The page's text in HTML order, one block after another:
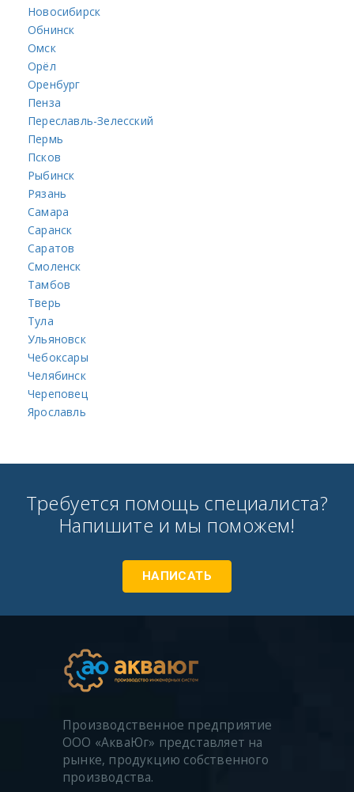
Новосибирск
Обнинск
Омск
Орёл
Оренбург
Пенза
Переславль-Зелесский
Пермь
Псков
Рыбинск
Рязань
Самара
Саранск
Саратов
Смоленск
Тамбов
Тверь
Тула
Ульяновск
Чебоксары
Челябинск
Череповец
Ярославль
Требуется помощь специалиста?
Напишите и мы поможем!
НАПИСАТЬ
Производственное предприятие
ООО «АкваЮг» представляет на
рынке, продукцию собственного
производства.